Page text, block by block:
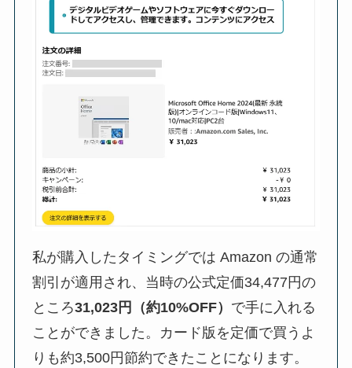
私が購入したタイミングでは Amazon の通常
割引が適用され、当時の公式定価34,477円の
ところ31,023円（約10%OFF） で手に入れる
ことができました。カード版を定価で買うよ
りも約3,500円節約できたことになります。